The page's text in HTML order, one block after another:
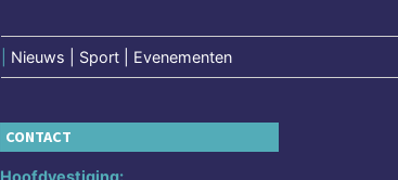
Nieuws | Sport | Evenementen
CONTACT
Hoofdvestiging: